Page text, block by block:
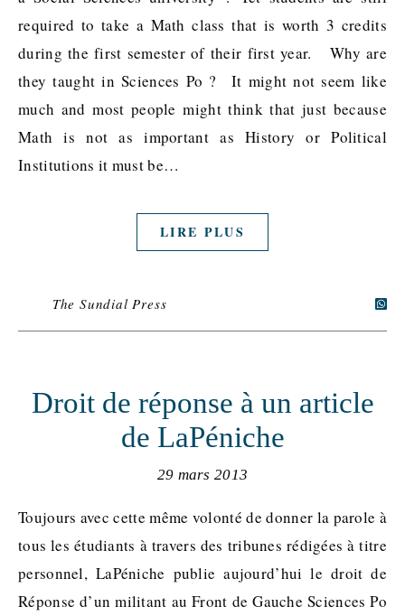
required to take a Math class that is worth 3 credits
during the first semester of their first year. Why are
they taught in Sciences Po ? It might not seem like
much and most people might think that just because
Math is not as important as History or Political
Institutions it must be…
LIRE PLUS
The Sundial Press
Droit de réponse à un article
de LaPéniche
29 mars 2013
Toujours avec cette même volonté de donner la parole à
tous les étudiants à travers des tribunes rédigées à titre
personnel, LaPéniche publie aujourd’hui le droit de
Réponse d’un militant au Front de Gauche Sciences Po